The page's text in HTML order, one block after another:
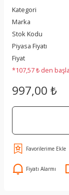
Kategori
Marka
Stok Kodu
Piyasa Fiyatı
Fiyat
*107,57 ₺ den
997,00 ₺
Fiyatı Alarmı